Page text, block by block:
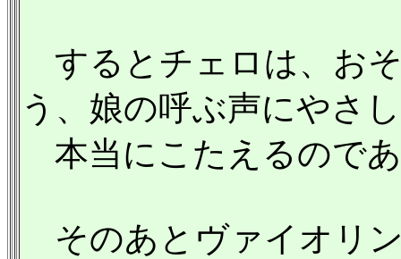
するとチェロは、お
う、娘の呼ぶ声にやさ
本当にこたえるので
そのあとヴァイオリ